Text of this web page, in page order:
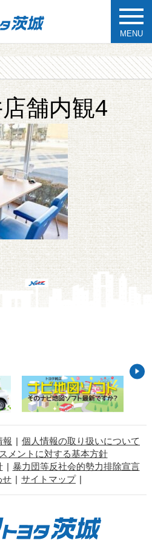
MENU
舗内観4
報
個人情報の取り扱いについて
メントに対する基本方針
暴力団等反社会的勢力排除宣言
せ
サイトマップ